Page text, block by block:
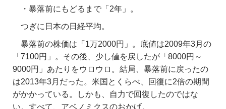
・暴落前にもどるまで「2年」。
つぎに日本の日経平均。
暴落前の株価は「1万2000円」。底値は2009年3月の
「7100円」。その後、少し値を戻したが「8000円～
9000円」あたりをウロウロ。結局、暴落前に戻ったの
は2013年3月だった。米国とくらべ、回復に2倍の期間
がかかっている。しかも、自力で回復したのではな
い。すべて、アベノミクスのおかげ。